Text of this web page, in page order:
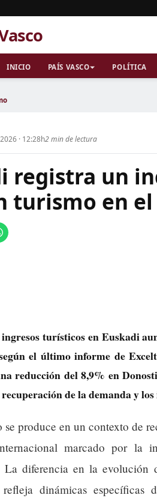
INICIO PAÍS VASCO POLÍTICA
· 12:28h2 min de lectura
registra un
turismo en
turísticos en Euskadi
el último informe de
reducción del 8,9% en
de la demanda y
se produce en un contexto de
marcado por la
diferencia en la evolución
refleja dinámicas